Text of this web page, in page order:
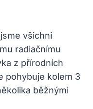
všichni
radiačnímu
z přírodních
pohybuje kolem 3
běžnými